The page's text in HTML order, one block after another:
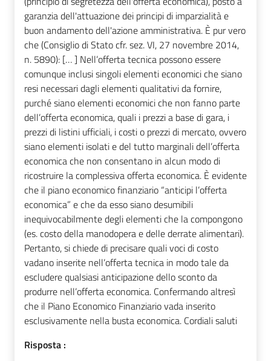
garanzia dell'attuazione dei principi di imparzialità e
buon andamento dell'azione amministrativa. È pur vero
che (Consiglio di Stato cfr. sez. VI, 27 novembre 2014,
n. 5890): [… ] Nell’offerta tecnica possono essere
comunque inclusi singoli elementi economici che siano
resi necessari dagli elementi qualitativi da fornire,
purché siano elementi economici che non fanno parte
dell’offerta economica, quali i prezzi a base di gara, i
prezzi di listini ufficiali, i costi o prezzi di mercato, ovvero
siano elementi isolati e del tutto marginali dell’offerta
economica che non consentano in alcun modo di
ricostruire la complessiva offerta economica. È evidente
che il piano economico finanziario “anticipi l’offerta
economica” e che da esso siano desumibili
inequivocabilmente degli elementi che la compongono
(es. costo della manodopera e delle derrate alimentari).
Pertanto, si chiede di precisare quali voci di costo
vadano inserite nell’offerta tecnica in modo tale da
escludere qualsiasi anticipazione dello sconto da
produrre nell’offerta economica. Confermando altresì
che il Piano Economico Finanziario vada inserito
esclusivamente nella busta economica. Cordiali saluti
Risposta :